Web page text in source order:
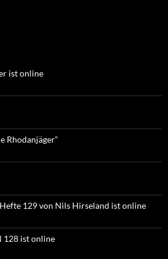
ist online
Rhodanjäger“
129 von Nils Hirseland ist online
128 ist online